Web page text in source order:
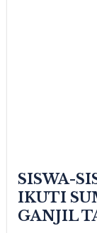
SISWA-
IKUTI
GANJIL